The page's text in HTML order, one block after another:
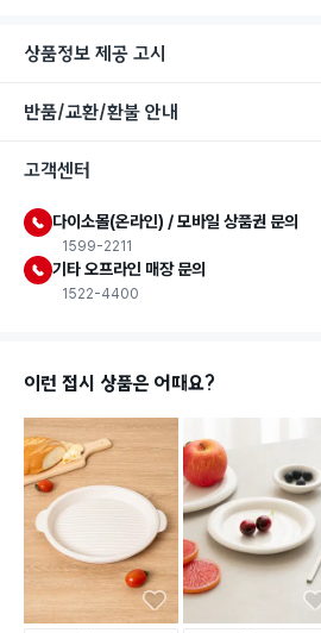
상품정보 제공 고시
반품/교환/환불 안내
고객센터
다이소몰(온라인) / 모바일 상품권 문의
1599-2211
기타 오프라인 매장 문의
1522-4400
이런 접시 상품은 어때요?